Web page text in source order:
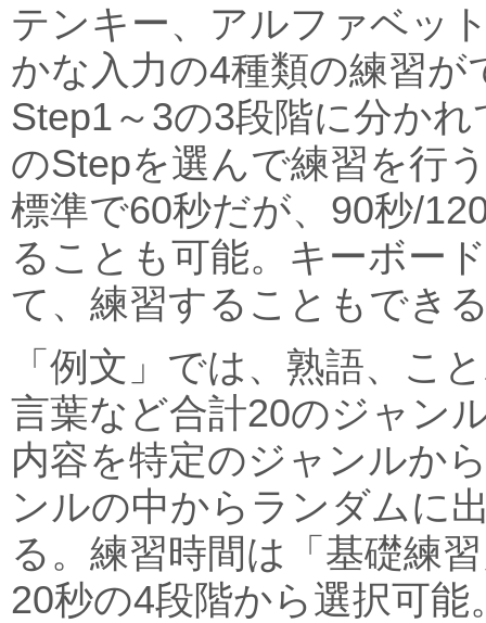
テンキー、アルファベッ
かな入力の4種類の練習が
Step1～3の3段階に分か
のStepを選んで練習を行
標準で60秒だが、90秒/
ることも可能。キーボー
て、練習することもでき
「例文」では、熟語、こ
言葉など合計20のジャン
内容を特定のジャンルか
ンルの中からランダムに
る。練習時間は「基礎練
20秒の4段階から選択可